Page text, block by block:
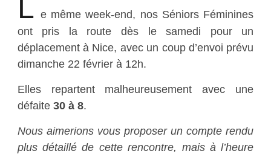
L e même week-end, nos Séniors Féminines
ont pris la route dès le samedi pour un
déplacement à Nice, avec un coup d’envoi prévu
dimanche 22 février à 12h.
Elles repartent malheureusement avec une
défaite 30 à 8.
Nous aimerions vous proposer un compte rendu
plus détaillé de cette rencontre, mais à l’heure